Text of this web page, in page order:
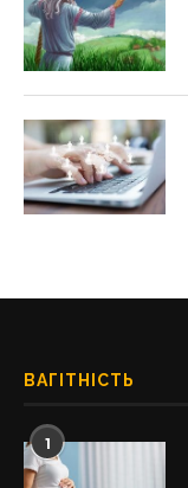
ВАГІТНІСТЬ
1